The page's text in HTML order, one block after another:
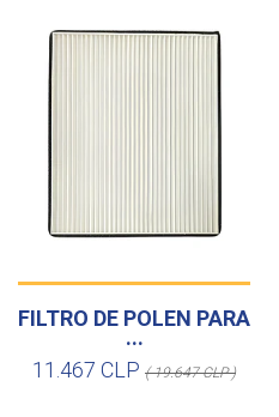
FILTRO DE POLEN PARA
...
11.467 CLP ( 19.647 CLP )